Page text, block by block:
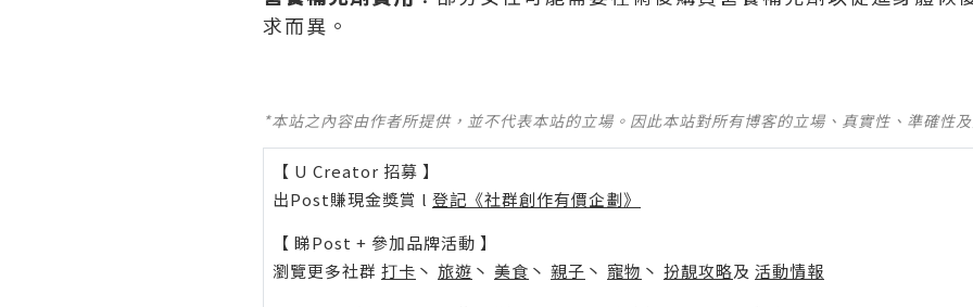
求而異。
*本站之內容由作者所提供，並不代表本站的立場。因此本站對所有博客的立場、真實性、準確性
【 U Creator 招募 】
出Post賺現金獎賞 l 登記《社群創作有價企劃》
【 睇Post + 參加品牌活動 】
瀏覽更多社群 打卡 丶 旅遊 丶 美食 丶 親子 丶 寵物 丶 扮靚攻略及 活動情報